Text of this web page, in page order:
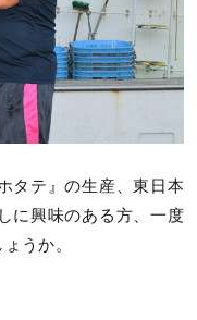
タテ』の生産、東日本
に興味のある方、一度
うか。